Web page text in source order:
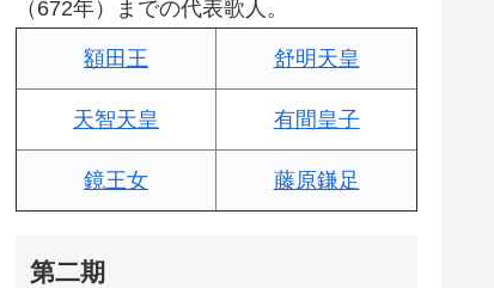
（672年）までの代表歌人。
額田王 舒明天皇
天智天皇 有間皇子
鏡王女 藤原鎌足
第二期